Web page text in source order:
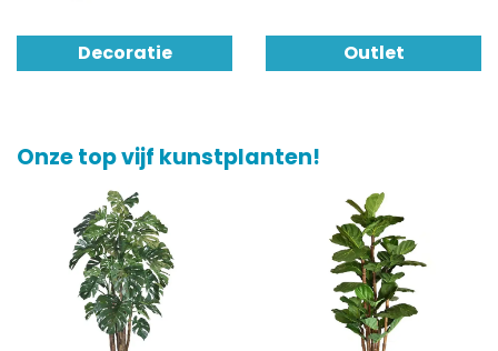
Decoratie Outlet
Onze top vijf kunstplanten!